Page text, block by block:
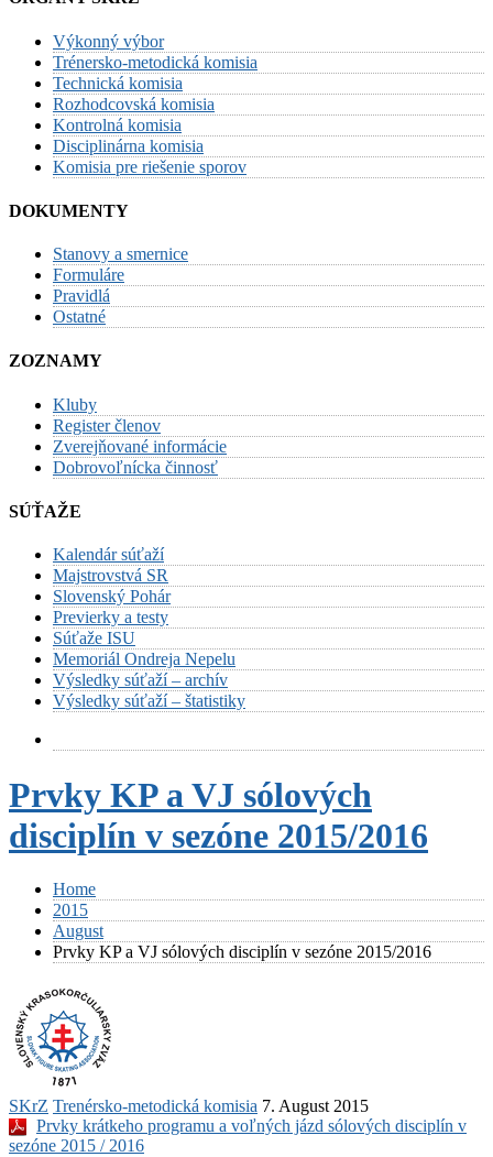
Výkonný výbor
Trénersko-metodická komisia
Technická komisia
Rozhodcovská komisia
Kontrolná komisia
Disciplinárna komisia
Komisia pre riešenie sporov
DOKUMENTY
Stanovy a smernice
Formuláre
Pravidlá
Ostatné
ZOZNAMY
Kluby
Register členov
Zverejňované informácie
Dobrovoľnícka činnosť
SÚŤAŽE
Kalendár súťaží
Majstrovstvá SR
Slovenský Pohár
Previerky a testy
Súťaže ISU
Memoriál Ondreja Nepelu
Výsledky súťaží – archív
Výsledky súťaží – štatistiky
Prvky KP a VJ sólových
disciplín v sezóne 2015/2016
Home
2015
August
Prvky KP a VJ sólových disciplín v sezóne 2015/2016
SKrZ Trenérsko-metodická komisia 7. August 2015
Prvky krátkeho programu a voľných jázd sólových disciplín v
sezóne 2015 / 2016